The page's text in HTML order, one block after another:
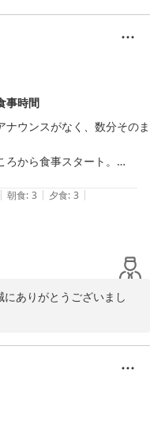
事時間
ウンスがなく、数分そのま
から食事スタート。
、また、終了時刻のお知ら
の接客と感じた。
なるが、細やかな案内と落
々残念であった。
は、日常を離れて癒しや食
の思いに沿った対応をお願
| 朝食: 3 | 夕食: 3 |
ありがとうございまし
わらず、ご夕食時のご案
に沿うおもてなしをご提
げます。
したこと、また、お食事
案内につきましても、お
く配慮が欠けておりまし